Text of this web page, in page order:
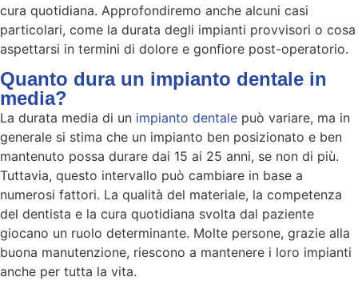
cura quotidiana. Approfondiremo anche alcuni casi
particolari, come la durata degli impianti provvisori o cosa
aspettarsi in termini di dolore e gonfiore post-operatorio.
Quanto dura un impianto dentale in
media?
La durata media di un impianto dentale può variare, ma in
generale si stima che un impianto ben posizionato e ben
mantenuto possa durare dai 15 ai 25 anni, se non di più.
Tuttavia, questo intervallo può cambiare in base a
numerosi fattori. La qualità del materiale, la competenza
del dentista e la cura quotidiana svolta dal paziente
giocano un ruolo determinante. Molte persone, grazie alla
buona manutenzione, riescono a mantenere i loro impianti
anche per tutta la vita.